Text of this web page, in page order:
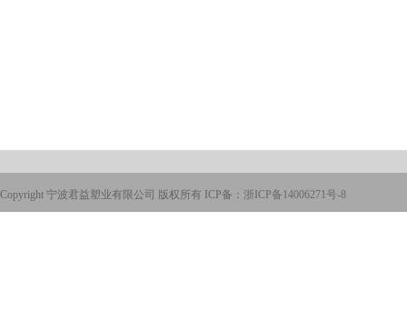
Copyright 宁波君益塑业有限公司 版权所有 ICP备： 浙ICP备14006271号-8